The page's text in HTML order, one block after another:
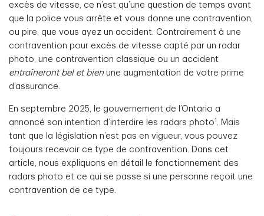
excès de vitesse, ce n’est qu’une question de temps avant
que la police vous arrête et vous donne une contravention,
ou pire, que vous ayez un accident. Contrairement à une
contravention pour excès de vitesse capté par un radar
photo, une contravention classique ou un accident
entraîneront bel et bien une augmentation de votre prime
d’assurance.
En septembre 2025, le gouvernement de l’Ontario a
annoncé son intention d’interdire les radars photo1 . Mais
tant que la législation n’est pas en vigueur, vous pouvez
toujours recevoir ce type de contravention. Dans cet
article, nous expliquons en détail le fonctionnement des
radars photo et ce qui se passe si une personne reçoit une
contravention de ce type.